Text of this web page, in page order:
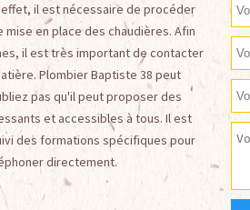
il est nécessaire de procéder
mise en place des chaudières. Afin
il est très important de contacter
Plombier Baptiste 38 peut
pas qu'il peut proposer des
et accessibles à tous. Il est
des formations spécifiques pour
directement.